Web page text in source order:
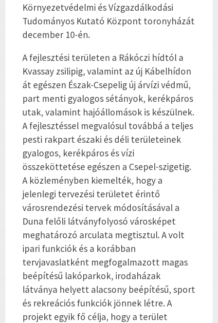
Környezetvédelmi és Vízgazdálkodási
Tudományos Kutató Központ toronyházát
december 10-én.
A fejlesztési területen a Rákóczi hídtól a
Kvassay zsilipig, valamint az új Kábelhídon
át egészen Észak-Csepelig új árvízi védmű,
part menti gyalogos sétányok, kerékpáros
utak, valamint hajóállomások is készülnek.
A fejlesztéssel megvalósul továbbá a teljes
pesti rakpart északi és déli területeinek
gyalogos, kerékpáros és vízi
összeköttetése egészen a Csepel-szigetig.
A közleményben kiemelték, hogy a
jelenlegi tervezési területet érintő
városrendezési tervek módosításával a
Duna felőli látványfolyosó városképet
meghatározó arculata megtisztul. A volt
ipari funkciók és a korábban
tervjavaslatként megfogalmazott magas
beépítésű lakóparkok, irodaházak
látványa helyett alacsony beépítésű, sport
és rekreációs funkciók jönnek létre. A
projekt egyik fő célja, hogy a terület